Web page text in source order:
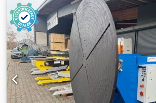
topconditie elektrisch kantelbaar zeer
Apowtrtceyjf Traploos regelbaar toerental
omw/min Stroomdoorvoer 300 A
mm Kanteling tot 135° Hoogte
gekanteld tot midden ca. 800 mm Lengte
breedte 600 mm